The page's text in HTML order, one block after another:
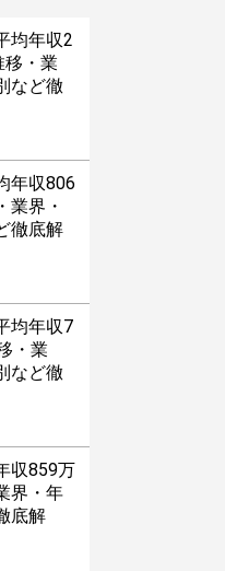
均年収2
移・業
など徹
年収806
業界・
徹底解
均年収7
・業
など徹
収859万
界・年
底解